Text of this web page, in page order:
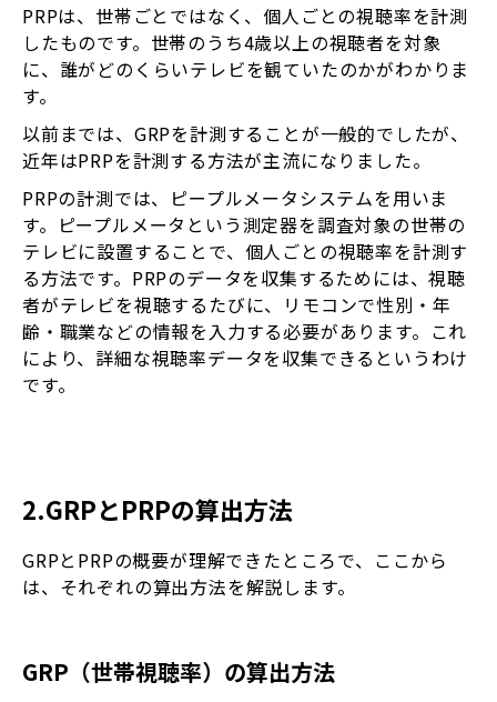
PRPは、世帯ごとではなく、個人ごとの視聴率を計測
したものです。世帯のうち4歳以上の視聴者を対象
に、誰がどのくらいテレビを観ていたのかがわかりま
す。
以前までは、GRPを計測することが一般的でしたが、
近年はPRPを計測する方法が主流になりました。
PRPの計測では、ピープルメータシステムを用いま
す。ピープルメータという測定器を調査対象の世帯の
テレビに設置することで、個人ごとの視聴率を計測す
る方法です。PRPのデータを収集するためには、視聴
者がテレビを視聴するたびに、リモコンで性別・年
齢・職業などの情報を入力する必要があります。これ
により、詳細な視聴率データを収集できるというわけ
です。
2.GRPとPRPの算出方法
GRPとPRPの概要が理解できたところで、ここから
は、それぞれの算出方法を解説します。
GRP（世帯視聴率）の算出方法